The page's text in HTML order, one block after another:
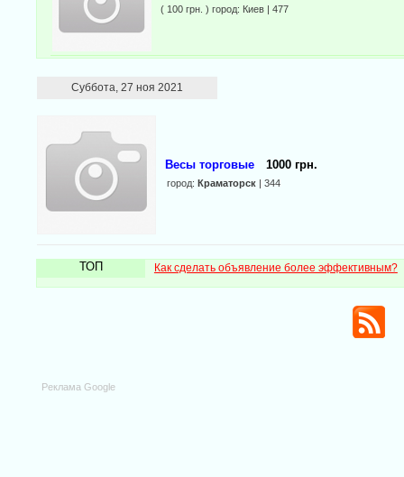
( 100 грн. ) город: Киев | 477
Суббота, 27 ноя 2021
Весы торговые 1000 грн.
город: Краматорск| 344
ТОП Как сделать объявление более эффективным?
Реклама Google